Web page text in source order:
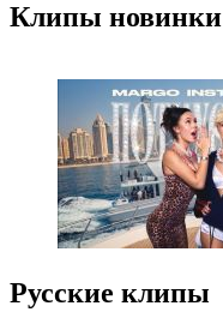
Клипы новинки
Русские клипы